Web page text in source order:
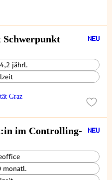
jährl.
Graz
im Controlling-
monatl.